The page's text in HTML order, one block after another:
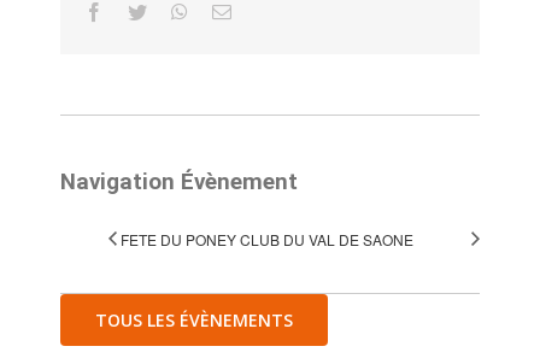
Facebook
Twitter WhatsApp
Email
Navigation Évènement
FETE DU PONEY CLUB DU VAL DE SAONE
TOUS LES ÉVÈNEMENTS